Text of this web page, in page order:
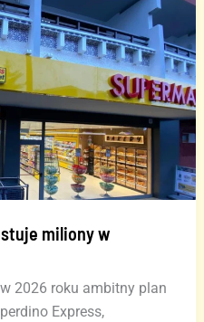
miliony w
2026 roku ambitny plan
Express,